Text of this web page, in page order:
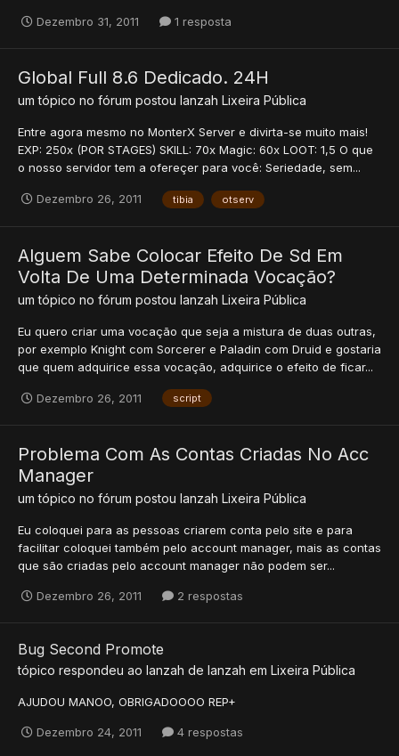
Dezembro 31, 2011 1 resposta
Global Full 8.6 Dedicado. 24H
um tópico no fórum postou lanzah Lixeira Pública
Entre agora mesmo no MonterX Server e divirta-se muito mais!
EXP: 250x (POR STAGES) SKILL: 70x Magic: 60x LOOT: 1,5 O que
o nosso servidor tem a ofereçer para você: Seriedade, sem...
Dezembro 26, 2011 tibia otserv
Alguem Sabe Colocar Efeito De Sd Em
Volta De Uma Determinada Vocação?
um tópico no fórum postou lanzah Lixeira Pública
Eu quero criar uma vocação que seja a mistura de duas outras,
por exemplo Knight com Sorcerer e Paladin com Druid e gostaria
que quem adquirice essa vocação, adquirice o efeito de ficar...
Dezembro 26, 2011 script
Problema Com As Contas Criadas No Acc
Manager
um tópico no fórum postou lanzah Lixeira Pública
Eu coloquei para as pessoas criarem conta pelo site e para
facilitar coloquei também pelo account manager, mais as contas
que são criadas pelo account manager não podem ser...
Dezembro 26, 2011 2 respostas
Bug Second Promote
tópico respondeu ao lanzah de lanzah em Lixeira Pública
AJUDOU MANOO, OBRIGADOOOO REP+
Dezembro 24, 2011 4 respostas